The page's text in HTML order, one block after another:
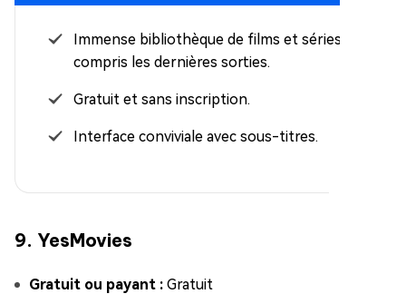
Immense bibliothèque de films et séries, y
compris les dernières sorties.
Gratuit et sans inscription.
Interface conviviale avec sous-titres.
9. YesMovies
Gratuit ou payant : Gratuit